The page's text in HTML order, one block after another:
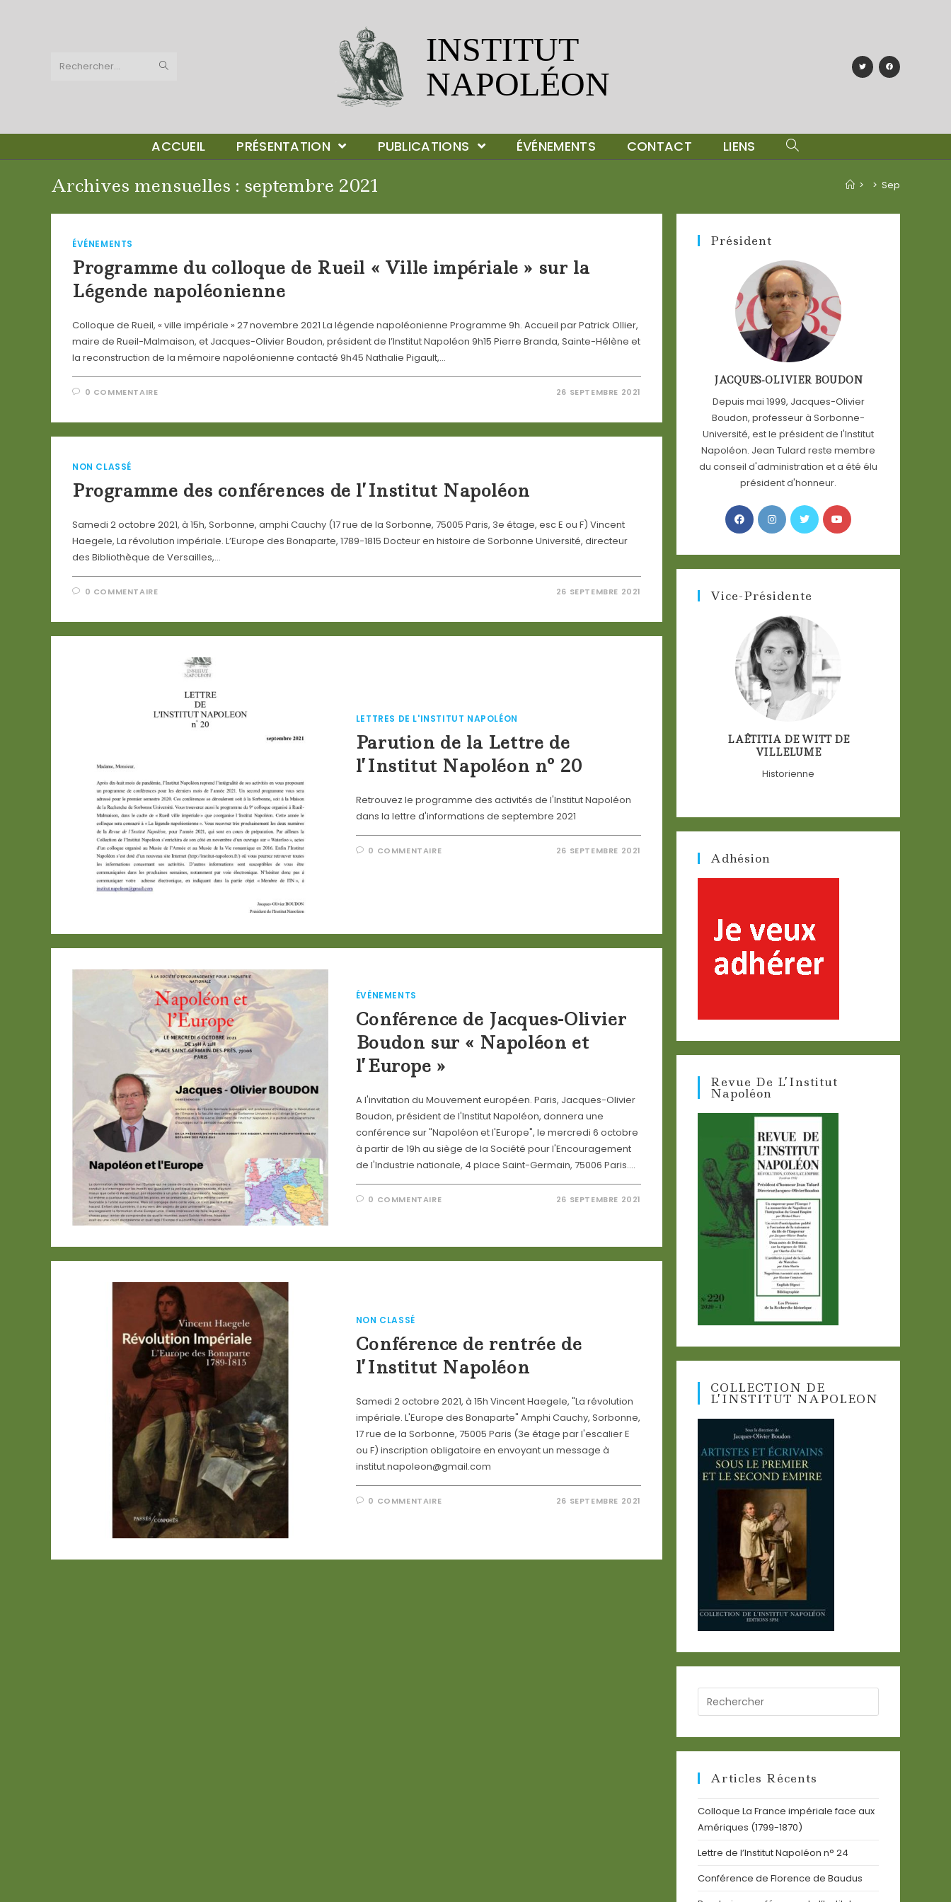
Rechercher…
ACCUEIL PRÉSENTATION PUBLICATIONS ÉVÉNEMENTS CONTACT LIENS
Archives mensuelles : septembre 2021 > > Sep
ÉVÉNEMENTS
Programme du colloque de Rueil « Ville impériale » sur la
Légende napoléonienne
Colloque de Rueil, « ville impériale » 27 novembre 2021 La légende napoléonienne Programme 9h. Accueil par Patrick Ollier,
maire de Rueil-Malmaison, et Jacques-Olivier Boudon, président de l’Institut Napoléon 9h15 Pierre Branda, Sainte-Hélène et
la reconstruction de la mémoire napoléonienne contacté 9h45 Nathalie Pigault,…
0 COMMENTAIRE 26 SEPTEMBRE 2021
NON CLASSÉ
Programme des conférences de l’Institut Napoléon
Samedi 2 octobre 2021, à 15h, Sorbonne, amphi Cauchy (17 rue de la Sorbonne, 75005 Paris, 3e étage, esc E ou F) Vincent
Haegele, La révolution impériale. L’Europe des Bonaparte, 1789-1815 Docteur en histoire de Sorbonne Université, directeur
des Bibliothèque de Versailles,…
0 COMMENTAIRE 26 SEPTEMBRE 2021
LETTRES DE L'INSTITUT NAPOLÉON
Parution de la Lettre de
l’Institut Napoléon n° 20
Retrouvez le programme des activités de l'Institut Napoléon
dans la lettre d'informations de septembre 2021
0 COMMENTAIRE 26 SEPTEMBRE 2021
ÉVÉNEMENTS
Conférence de Jacques-Olivier
Boudon sur « Napoléon et
l’Europe »
A l'invitation du Mouvement européen. Paris, Jacques-Olivier
Boudon, président de l'Institut Napoléon, donnera une
conférence sur "Napoléon et l'Europe", le mercredi 6 octobre
à partir de 19h au siège de la Société pour l'Encouragement
de l'Industrie nationale, 4 place Saint-Germain, 75006 Paris.…
0 COMMENTAIRE 26 SEPTEMBRE 2021
NON CLASSÉ
Conférence de rentrée de
l’Institut Napoléon
Samedi 2 octobre 2021, à 15h Vincent Haegele, "La révolution
impériale. L'Europe des Bonaparte" Amphi Cauchy, Sorbonne,
17 rue de la Sorbonne, 75005 Paris (3e étage par l'escalier E
ou F) inscription obligatoire en envoyant un message à
institut.napoleon@gmail.com
0 COMMENTAIRE 26 SEPTEMBRE 2021
Président
JACQUES-OLIVIER BOUDON
Depuis mai 1999, Jacques-Olivier
Boudon, professeur à Sorbonne-
Université, est le président de l'Institut
Napoléon. Jean Tulard reste membre
du conseil d'administration et a été élu
président d'honneur.
Opens
in
new
Opens
in
new
Opens
in
new
Opens
new
Vice-Présidente
LAÊTITIA DE WITT DE
VILLELUME
Historienne
Adhésion
Revue De L’Institut
Napoléon
COLLECTION DE
L’INSTITUT NAPOLEON
Search
for:
Articles Récents
Colloque La France impériale face aux
Amériques (1799-1870)
Lettre de l’Institut Napoléon n° 24
Conférence de Florence de Baudus